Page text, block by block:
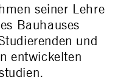
seiner Lehre
Bauhauses
und
entwickelten